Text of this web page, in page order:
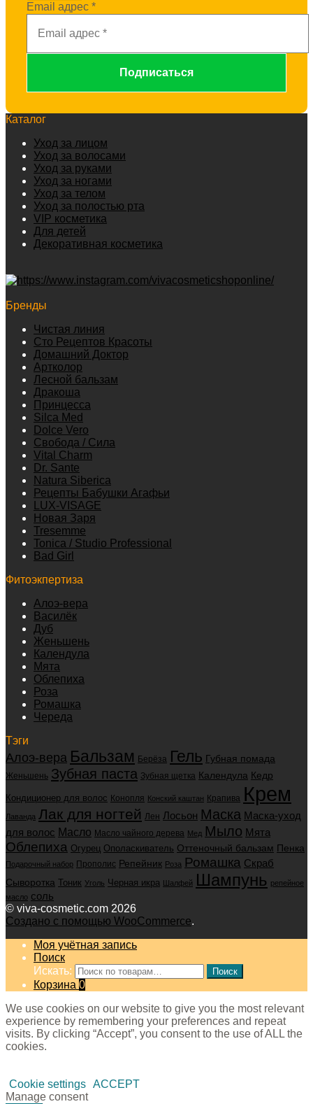
Email адрес *
Каталог
Уход за лицом
Уход за волосами
Уход за руками
Уход за ногами
Уход за телом
Уход за полостью рта
VIP косметика
Для детей
Декоративная косметика
Бренды
Чистая линия
Сто Рецептов Красоты
Домашний Доктор
Артколор
Лесной бальзам
Дракоша
Принцесса
Silca Med
Dolce Vero
Свобода / Сила
Vital Charm
Dr. Sante
Natura Siberica
Рецепты Бабушки Агафьи
LUX-VISAGE
Новая Заря
Tresemme
Tonica / Studio Professional
Bad Girl
Фитоэкпертиза
Алоэ-вера
Василёк
Дуб
Женьшень
Календула
Мята
Облепиха
Роза
Ромашка
Череда
Тэги
Алоэ-вера Бальзам Берёза Гель Губная помада
Женьшень Зубная паста Зубная щетка Календула Кедр
Кондиционер для волос Конопля Конский каштан Крапива Крем
Лаванда Лак для ногтей Лен Лосьон Маска Маска-уход
для волос Масло Масло чайного дерева Мед Мыло Мята
Облепиха Огурец Ополаскиватель Оттеночный бальзам Пенка
Подарочный набор Прополис Репейник Роза Ромашка Скраб
Сыворотка Тоник Уголь Черная икра Шалфей Шампунь репейное
масло соль
© viva-cosmetic.com 2026
Создано с помощью WooCommerce.
Моя учётная запись
Поиск
Искать:
Поиск
Корзина 0
We use cookies on our website to give you the most relevant
experience by remembering your preferences and repeat
visits. By clicking “Accept”, you consent to the use of ALL the
cookies.
Cookie settings ACCEPT
Manage consent